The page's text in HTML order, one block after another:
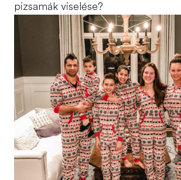
pizsamák viselése?